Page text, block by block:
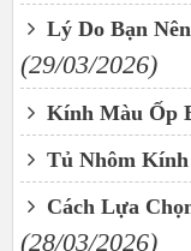
Lý Do Bạn
(29/03/2026)
Kính Màu Ốp
Tủ Nhôm
Cách Lựa
(28/03/2026)